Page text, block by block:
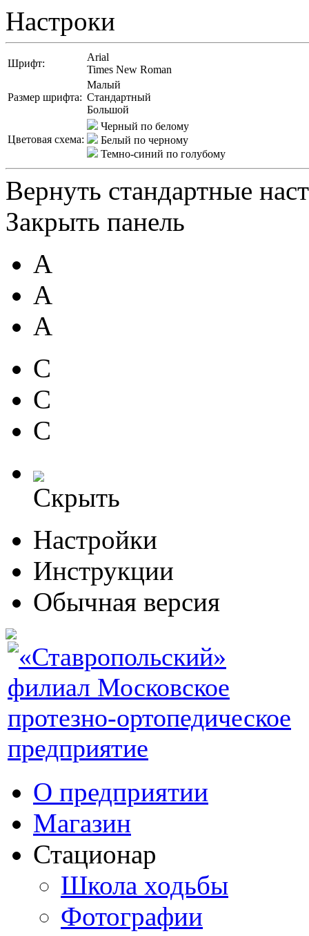
Настроки
Шрифт:
Arial
Times New Roman
Размер шрифта:
Малый
Стандартный
Большой
Цветовая схема:
Черный по белому
Белый по черному
Темно-синий по голубому
Вернуть стандартные
Закрыть панель
A
A
A
C
C
C
Скрыть
Настройки
Инструкции
Обычная версия
О предприятии
Магазин
Стационар
Школа ходьбы
Фотографии